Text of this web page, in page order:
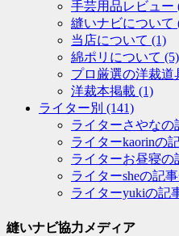
手芸用品レビュー
縫いナビについて
当店について (1)
綿ポリについて (5)
プロ厳選の洋裁道
洋裁本掲載 (1)
ライター別 (141)
ライターさやなの
ライターkaorinの
ライターお昼寝の
ライターsheの記
ライターyukiの記
縫いナビ協力メディア